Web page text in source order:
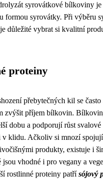
syrovátkové bílkoviny
formou syrovátky. Při výběru
důležité vybrat si kvalitní
proteiny
přebytečných kil se často
zvýšit příjem bílkovin.
dobu a podporují růst
v klidu. Ačkoliv si mnozí
produkty, existuje i
jsou vhodné i pro vegany a
rostlinné proteiny patřísójový